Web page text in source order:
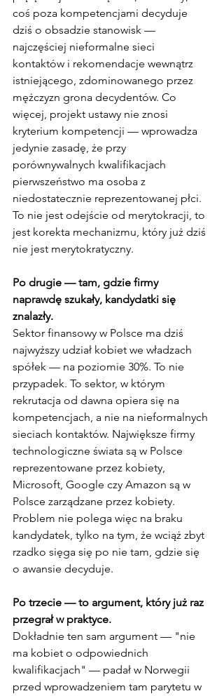
coś poza kompetencjami decyduje
dziś o obsadzie stanowisk —
najczęściej nieformalne sieci
kontaktów i rekomendacje wewnątrz
istniejącego, zdominowanego przez
mężczyzn grona decydentów. Co
więcej, projekt ustawy nie znosi
kryterium kompetencji — wprowadza
jedynie zasadę, że przy
porównywalnych kwalifikacjach
pierwszeństwo ma osoba z
niedostatecznie reprezentowanej płci.
To nie jest odejście od merytokracji, to
jest korekta mechanizmu, który już dziś
nie jest merytokratyczny.
Po drugie — tam, gdzie firmy
naprawdę szukały, kandydatki się
znalazły.
Sektor finansowy w Polsce ma dziś
najwyższy udział kobiet we władzach
spółek — na poziomie 30%. To nie
przypadek. To sektor, w którym
rekrutacja od dawna opiera się na
kompetencjach, a nie na nieformalnych
sieciach kontaktów. Największe firmy
technologiczne świata są w Polsce
reprezentowane przez kobiety,
Microsoft, Google czy Amazon są w
Polsce zarządzane przez kobiety.
Problem nie polega więc na braku
kandydatek, tylko na tym, że wciąż zbyt
rzadko sięga się po nie tam, gdzie się
o awansie decyduje.
Po trzecie — to argument, który już raz
przegrał w praktyce.
Dokładnie ten sam argument — "nie
ma kobiet o odpowiednich
kwalifikacjach" — padał w Norwegii
przed wprowadzeniem tam parytetu w